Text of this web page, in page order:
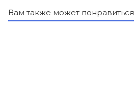
Вам также может понравиться